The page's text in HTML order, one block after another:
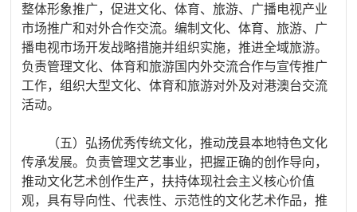
整体形象推广，促进文化、体育、旅游、广播电视产业
市场推广和对外合作交流。编制文化、体育、旅游、广
播电视市场开发战略措施并组织实施，推进全域旅游。
负责管理文化、体育和旅游国内外交流合作与宣传推广
工作，组织大型文化、体育和旅游对外及对港澳台交流
活动。
（五）弘扬优秀传统文化，推动茂县本地特色文化
传承发展。负责管理文艺事业，把握正确的创作导向，
推动文化艺术创作生产，扶持体现社会主义核心价值
观，具有导向性、代表性、示范性的文化艺术作品，推